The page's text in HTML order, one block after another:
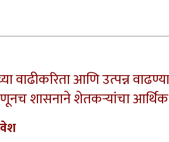
वाढीकरिता आणि उत्पन्न
शासनाने शेतकऱ्यांचा आर्थिक